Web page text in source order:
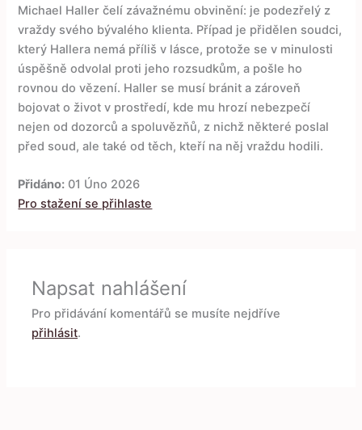
Michael Haller čelí závažnému obvinění: je podezřelý z
vraždy svého bývalého klienta. Případ je přidělen soudci,
který Hallera nemá příliš v lásce, protože se v minulosti
úspěšně odvolal proti jeho rozsudkům, a pošle ho
rovnou do vězení. Haller se musí bránit a zároveň
bojovat o život v prostředí, kde mu hrozí nebezpečí
nejen od dozorců a spoluvězňů, z nichž některé poslal
před soud, ale také od těch, kteří na něj vraždu hodili.
Přidáno: 01 Úno 2026
Pro stažení se přihlaste
Napsat nahlášení
Pro přidávání komentářů se musíte nejdříve
přihlásit.